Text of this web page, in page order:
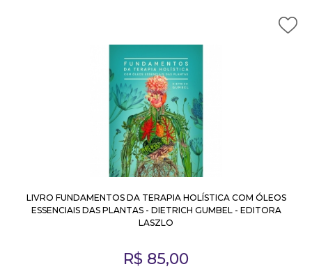
LIVRO FUNDAMENTOS DA TERAPIA HOLÍSTICA COM ÓLEOS
ESSENCIAIS DAS PLANTAS - DIETRICH GUMBEL - EDITORA
LASZLO
R$ 85,00